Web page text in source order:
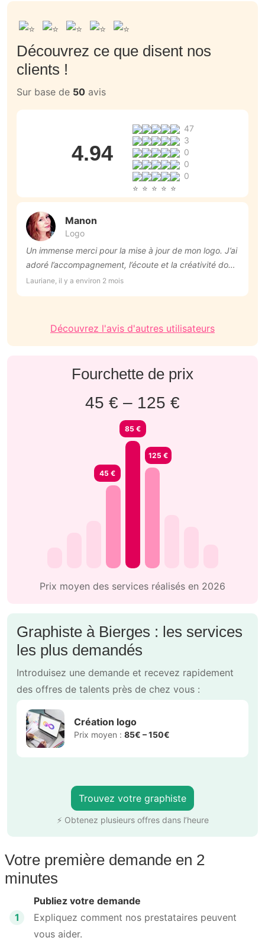
Découvrez ce que disent nos
clients !
Sur base de 50 avis
4.94
47
3
0
0
0
Manon
Logo
Un immense merci pour la mise à jour de mon logo. J’ai
adoré l’accompagnement, l’écoute et la créativité dont
Manon a fait preuve. Le résultat est exactement ce
Lauriane, il y a environ 2 mois
Découvrez l'avis d'autres utilisateurs
Fourchette de prix
45 € – 125 €
45 €
85 €
125 €
Prix moyen des services réalisés en 2026
Graphiste à Bierges : les services
les plus demandés
Introduisez une demande et recevez rapidement
des offres de talents près de chez vous :
Création logo
Prix moyen : 85€ – 150€
Trouvez votre graphiste
⚡ Obtenez plusieurs offres dans l’heure
Votre première demande en 2
minutes
1
Publiez votre demande
Expliquez comment nos prestataires peuvent
vous aider.